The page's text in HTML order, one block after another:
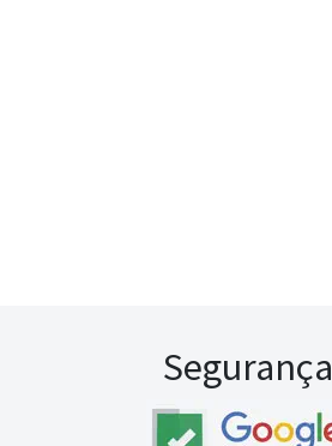
Segurança